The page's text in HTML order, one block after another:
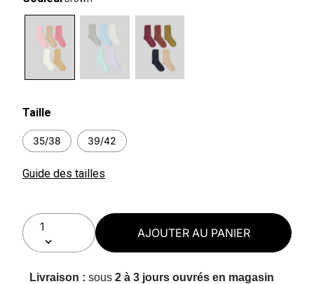
Taille
35/38 39/42
Guide des tailles
AJOUTER AU PANIER
Livraison : sous 2 à 3 jours ouvrés en magasin